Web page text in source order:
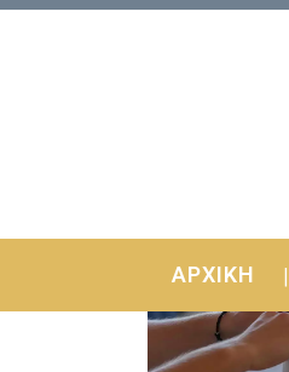
ΑΡΧΙΚΗ